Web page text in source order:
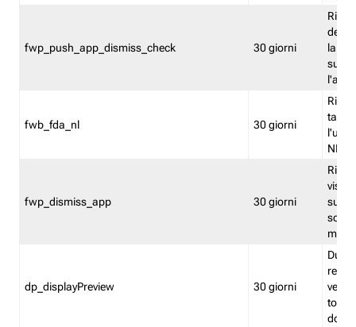
fwp_push_app_dismiss_check 30 giorni
la
fwb_fda_nl 30 giorni
NL
fwp_dismiss_app 30 giorni
visto
dp_displayPreview 30 giorni
torna
dopo